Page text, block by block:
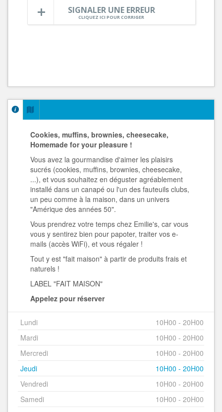
SIGNALER UNE ERREUR
CLIQUEZ ICI POUR CORRIGER
Cookies, muffins, brownies, cheesecake,
Homemade for your pleasure !
Vous avez la gourmandise d'aimer les plaisirs
sucrés (cookies, muffins, brownies, cheesecake,
...), et vous souhaitez en déguster agréablement
installé dans un canapé ou l'un des fauteuils clubs,
un peu comme à la maison, dans un univers
"Amérique des années 50".
Vous prendrez votre temps chez Emilie's, car vous
vous y sentirez bien pour papoter, traiter vos e-
mails (accès WiFi), et vous régaler !
Tout y est "fait maison" à partir de produits frais et
naturels !
LABEL "FAIT MAISON"
Appelez pour réserver
Lundi
10H00 - 20H00
Mardi
10H00 - 20H00
Mercredi
10H00 - 20H00
Jeudi
10H00 - 20H00
Vendredi
10H00 - 20H00
Samedi
10H00 - 20H00